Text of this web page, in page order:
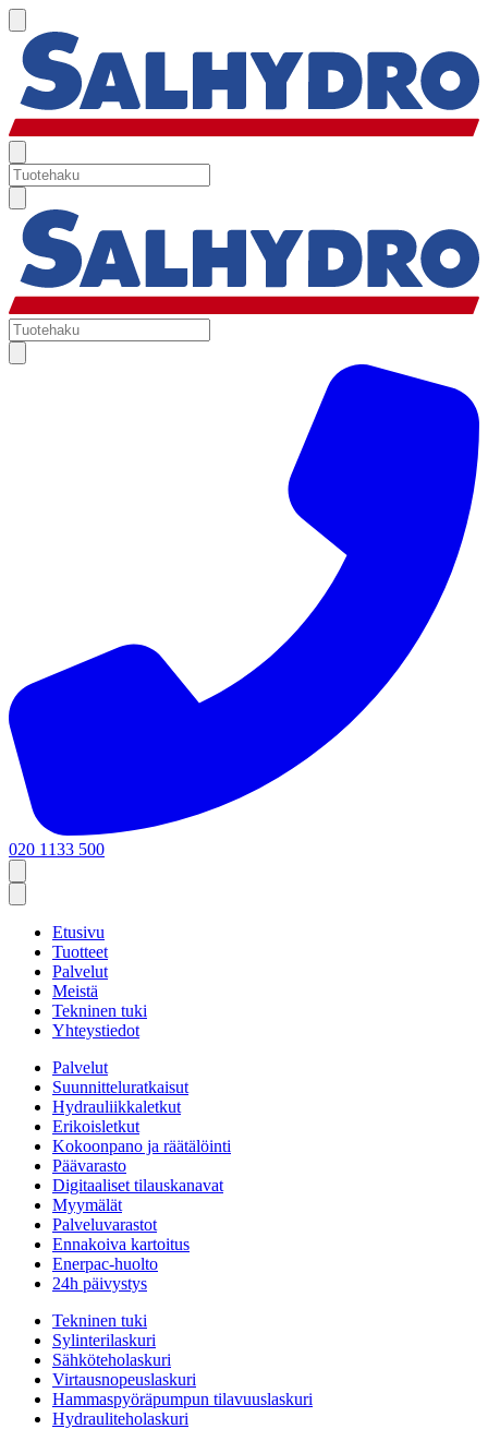
020 1133 500
Etusivu
Tuotteet
Palvelut
Meistä
Tekninen tuki
Yhteystiedot
Palvelut
Suunnitteluratkaisut
Hydrauliikkaletkut
Erikoisletkut
Kokoonpano ja räätälöinti
Päävarasto
Digitaaliset tilauskanavat
Myymälät
Palveluvarastot
Ennakoiva kartoitus
Enerpac-huolto
24h päivystys
Tekninen tuki
Sylinterilaskuri
Sähköteholaskuri
Virtausnopeuslaskuri
Hammaspyöräpumpun tilavuuslaskuri
Hydrauliteholaskuri